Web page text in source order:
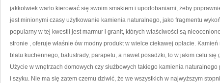
jakkolwiek warto kierować się swoim smakiem i upodobaniami, żeby
jest minionymi czasy użytkowanie kamienia naturalnego, jako fragmentu
popularny w tej kwestii jest marmur i granit, których właściwości są
stronie , oferuje właśnie ów modny produkt w wielce ciekawej opłacie.
blatu kuchennego, balustrady, parapetu, a nawet posadzki, to w jakim celu
Użycie w wnętrzach domowych czy służbowych takiego kamienia
i szyku. Nie ma się zatem czemu dziwić, że we wszystkich w najwyższym